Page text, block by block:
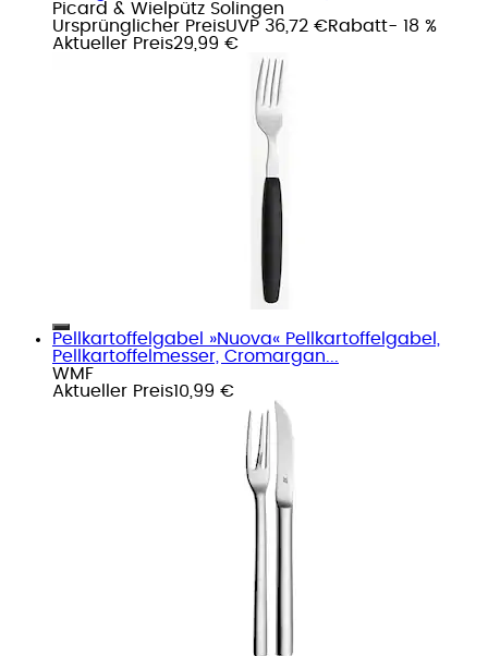
Picard & Wielpütz Solingen
Ursprünglicher PreisUVP 36,72 €Rabatt- 18 %
Aktueller Preis29,99 €
Pellkartoffelgabel »Nuova« Pellkartoffelgabel,
Pellkartoffelmesser, Cromargan...
WMF
Aktueller Preis10,99 €